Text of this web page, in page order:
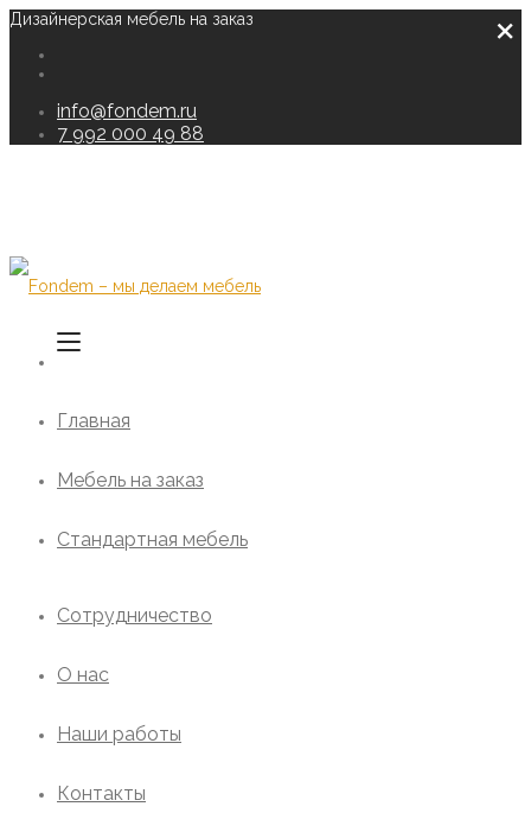
Дизайнерская мебель на заказ
info@fondem.ru
7 992 000 49 88
Главная
Мебель на заказ
Стандартная мебель
Сотрудничество
О нас
Наши работы
Контакты
×